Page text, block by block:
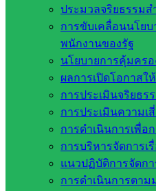
ประมวลจริยธรรมส
การขับเคลื่อนนโย
พนักงานของรัฐ
นโยบายการคุ้มคร
ผลการเปิดโอกาส
การประเมินจริยธร
การประเมินความ
การดำเนินการเพื่อ
การบริหารจัดการเ
แนวปฏิบัติการจัดกา
การดำเนินการตา
Post Views: 417